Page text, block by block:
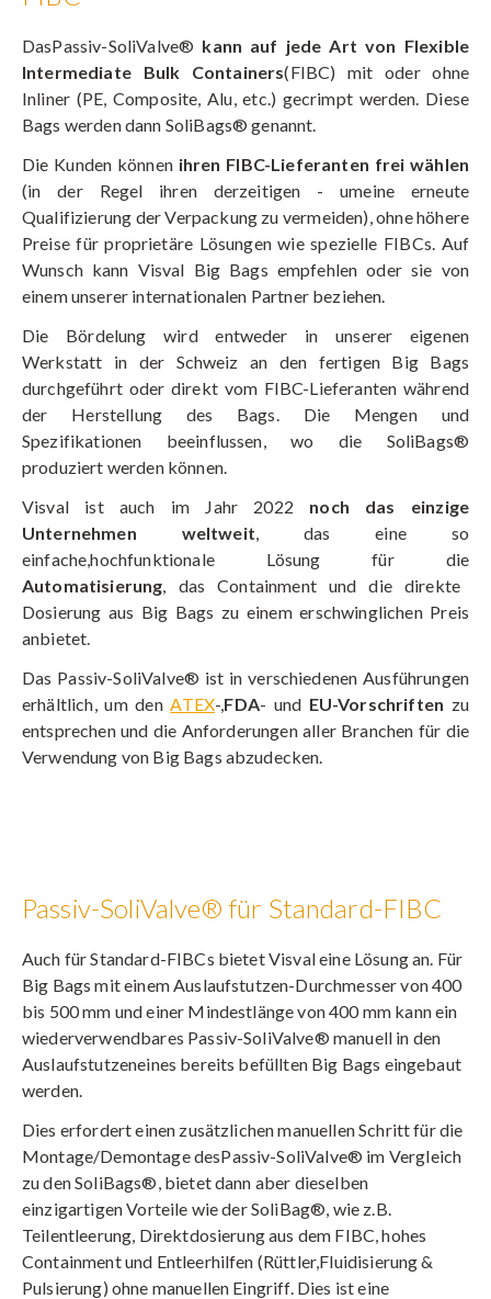
DasPassiv-SoliValve® kann auf jede Art von Flexible
Intermediate Bulk Containers(FIBC) mit oder ohne
Inliner (PE, Composite, Alu, etc.) gecrimpt werden. Diese
Bags werden dann SoliBags® genannt.
Die Kunden könnenihren FIBC-Lieferanten frei wählen
(in der Regel ihren derzeitigen - umeine erneute
Qualifizierung der Verpackung zu vermeiden), ohne höhere
Preise für proprietäre Lösungen wie spezielle FIBCs. Auf
Wunsch kann Visval Big Bags empfehlen oder sie von
einem unserer internationalen Partner beziehen.
Die Bördelung wird entweder in unserer eigenen
Werkstatt in der Schweiz an den fertigen Big Bags
durchgeführt oder direkt vom FIBC-Lieferanten während
der Herstellung des Bags. Die Mengen und
Spezifikationen beeinflussen, wo die SoliBags®
produziert werden können.
Visval ist auch im Jahr 2022 noch das einzige
Unternehmen weltweit, das eine so
einfache,hochfunktionale Lösung für die
Automatisierung, das Containment und die direkte
Dosierung aus Big Bags zu einem erschwinglichen Preis
anbietet.
Das Passiv-SoliValve® ist in verschiedenen Ausführungen
erhältlich, um denATEX-,FDA- und EU-Vorschriften zu
entsprechen und die Anforderungen aller Branchen für die
Verwendung von Big Bags abzudecken.
Passiv-SoliValve® für Standard-FIBC
Auch für Standard-FIBCs bietet Visval eine Lösung an. Für
Big Bags mit einem Auslaufstutzen-Durchmesser von 400
bis 500 mm und einer Mindestlänge von 400 mm kann ein
wiederverwendbares Passiv-SoliValve® manuell in den
Auslaufstutzeneines bereits befüllten Big Bags eingebaut
werden.
Dies erfordert einen zusätzlichen manuellen Schritt für die
Montage/Demontage desPassiv-SoliValve® im Vergleich
zu den SoliBags®, bietet dann aber dieselben
einzigartigen Vorteile wie der SoliBag®, wie z.B.
Teilentleerung, Direktdosierung aus dem FIBC, hohes
Containment und Entleerhilfen (Rüttler,Fluidisierung &
Pulsierung) ohne manuellen Eingriff. Dies ist eine